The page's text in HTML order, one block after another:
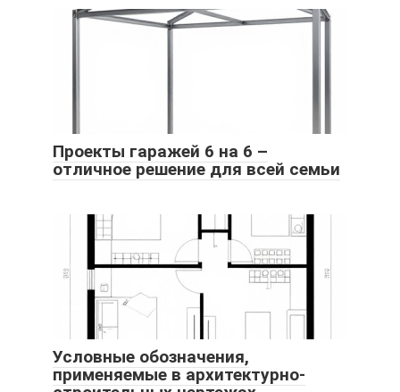
Проекты гаражей 6 на 6 –
отличное решение для всей семьи
Условные обозначения,
применяемые в архитектурно-